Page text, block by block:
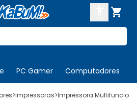

PC Gamer Computadores
conta
>Impressoras>Impressora